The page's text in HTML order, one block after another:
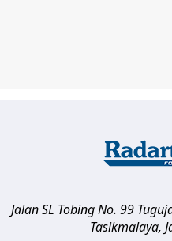
Jalan SL Tobing No. 99
Tasikmalaya,